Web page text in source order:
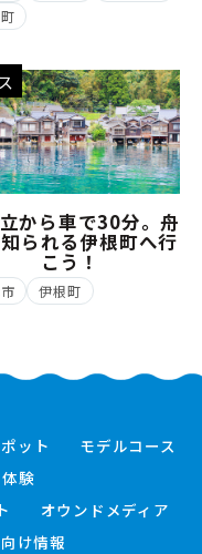
から車で30分。舟
られる伊根町へ行
こう！
伊根町
ット
モデルコース
験
オウンドメディア
け情報